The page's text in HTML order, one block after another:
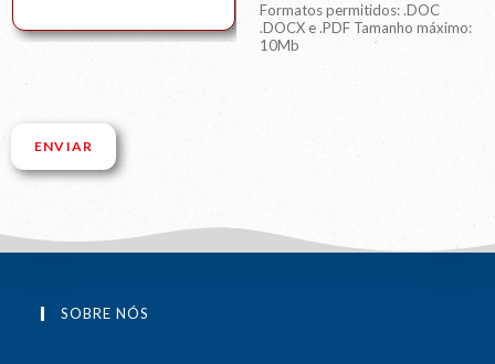
Formatos permitidos: .DOC
.DOCX e .PDF Tamanho máximo:
10Mb
ENVIAR
SOBRE NÓS